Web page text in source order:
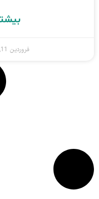
بیشتر
فروردین 11, 1402